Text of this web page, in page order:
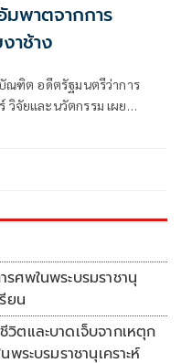
พาตจากการ
าช้าง
ณฑิต อดีตรัฐมนตรีว่าการ
วิจัยและนวัตกรรม เผย
ศพในพระบรมราชานุ
ยน
ตและบาดเจ็บจากเหตุก
พระบรมราชานุเคราะห์